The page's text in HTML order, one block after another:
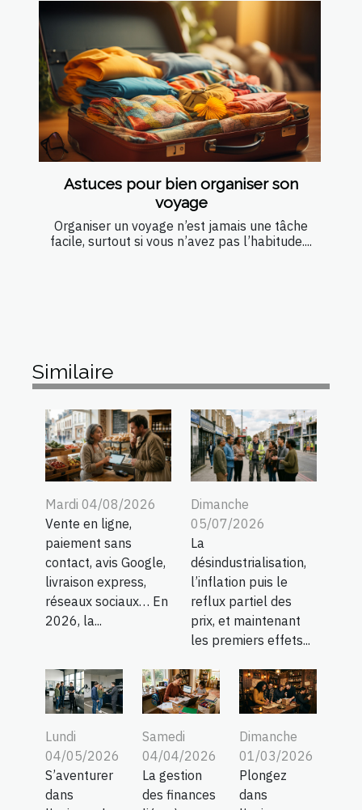
Astuces pour bien organiser son
voyage
Organiser un voyage n’est jamais une tâche
facile, surtout si vous n’avez pas l’habitude....
Similaire
Mardi 04/08/2026
Vente en ligne,
paiement sans
contact, avis Google,
livraison express,
réseaux sociaux… En
2026, la...
Dimanche
05/07/2026
La
désindustrialisation,
l’inflation puis le
reflux partiel des
prix, et maintenant
les premiers effets...
Lundi
04/05/2026
S’aventurer
dans
Samedi
04/04/2026
La gestion
des finances
Dimanche
01/03/2026
Plongez
dans